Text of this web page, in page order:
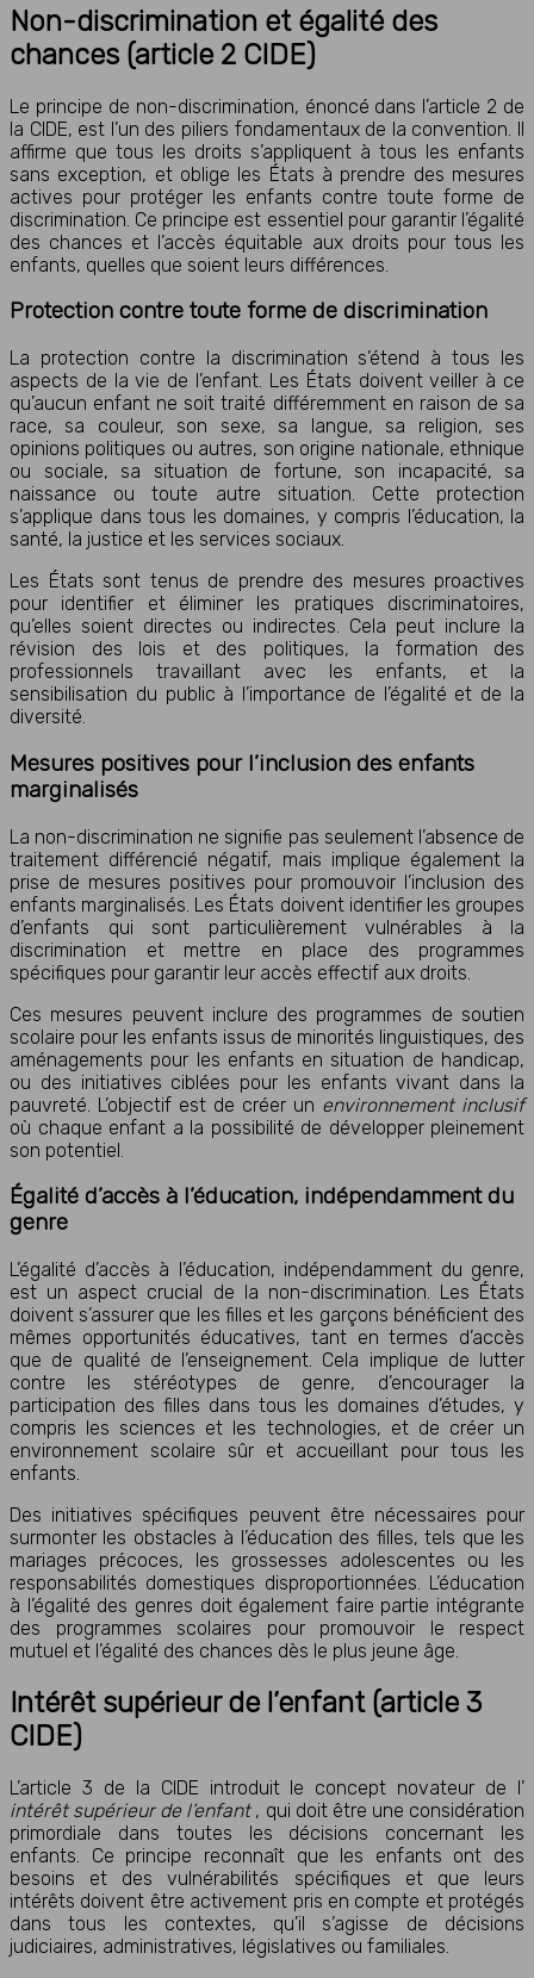
Non-discrimination et égalité des
chances (article 2 CIDE)
Le principe de non-discrimination, énoncé dans l’article 2 de
la CIDE, est l’un des piliers fondamentaux de la convention. Il
affirme que tous les droits s’appliquent à tous les enfants
sans exception, et oblige les États à prendre des mesures
actives pour protéger les enfants contre toute forme de
discrimination. Ce principe est essentiel pour garantir l’égalité
des chances et l’accès équitable aux droits pour tous les
enfants, quelles que soient leurs différences.
Protection contre toute forme de discrimination
La protection contre la discrimination s’étend à tous les
aspects de la vie de l’enfant. Les États doivent veiller à ce
qu’aucun enfant ne soit traité différemment en raison de sa
race, sa couleur, son sexe, sa langue, sa religion, ses
opinions politiques ou autres, son origine nationale, ethnique
ou sociale, sa situation de fortune, son incapacité, sa
naissance ou toute autre situation. Cette protection
s’applique dans tous les domaines, y compris l’éducation, la
santé, la justice et les services sociaux.
Les États sont tenus de prendre des mesures proactives
pour identifier et éliminer les pratiques discriminatoires,
qu’elles soient directes ou indirectes. Cela peut inclure la
révision des lois et des politiques, la formation des
professionnels travaillant avec les enfants, et la
sensibilisation du public à l’importance de l’égalité et de la
diversité.
Mesures positives pour l’inclusion des enfants
marginalisés
La non-discrimination ne signifie pas seulement l’absence de
traitement différencié négatif, mais implique également la
prise de mesures positives pour promouvoir l’inclusion des
enfants marginalisés. Les États doivent identifier les groupes
d’enfants qui sont particulièrement vulnérables à la
discrimination et mettre en place des programmes
spécifiques pour garantir leur accès effectif aux droits.
Ces mesures peuvent inclure des programmes de soutien
scolaire pour les enfants issus de minorités linguistiques, des
aménagements pour les enfants en situation de handicap,
ou des initiatives ciblées pour les enfants vivant dans la
pauvreté. L’objectif est de créer un environnement inclusif
où chaque enfant a la possibilité de développer pleinement
son potentiel.
Égalité d’accès à l’éducation, indépendamment du
genre
L’égalité d’accès à l’éducation, indépendamment du genre,
est un aspect crucial de la non-discrimination. Les États
doivent s’assurer que les filles et les garçons bénéficient des
mêmes opportunités éducatives, tant en termes d’accès
que de qualité de l’enseignement. Cela implique de lutter
contre les stéréotypes de genre, d’encourager la
participation des filles dans tous les domaines d’études, y
compris les sciences et les technologies, et de créer un
environnement scolaire sûr et accueillant pour tous les
enfants.
Des initiatives spécifiques peuvent être nécessaires pour
surmonter les obstacles à l’éducation des filles, tels que les
mariages précoces, les grossesses adolescentes ou les
responsabilités domestiques disproportionnées. L’éducation
à l’égalité des genres doit également faire partie intégrante
des programmes scolaires pour promouvoir le respect
mutuel et l’égalité des chances dès le plus jeune âge.
Intérêt supérieur de l’enfant (article 3
CIDE)
L’article 3 de la CIDE introduit le concept novateur de l’
intérêt supérieur de l’enfant , qui doit être une considération
primordiale dans toutes les décisions concernant les
enfants. Ce principe reconnaît que les enfants ont des
besoins et des vulnérabilités spécifiques et que leurs
intérêts doivent être activement pris en compte et protégés
dans tous les contextes, qu’il s’agisse de décisions
judiciaires, administratives, législatives ou familiales.